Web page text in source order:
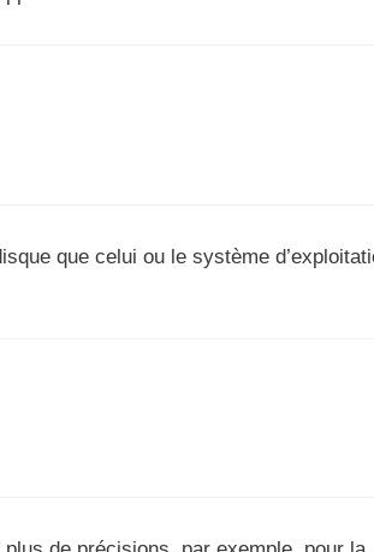
que celui ou le système